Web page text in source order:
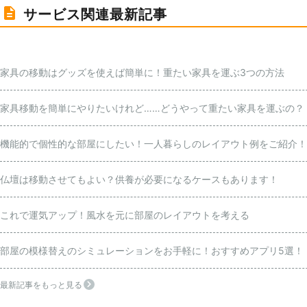
サービス関連最新記事
家具の移動はグッズを使えば簡単に！重たい家具を運ぶ3つの方法
家具移動を簡単にやりたいけれど……どうやって重たい家具を運ぶの？
機能的で個性的な部屋にしたい！一人暮らしのレイアウト例をご紹介！
仏壇は移動させてもよい？供養が必要になるケースもあります！
これで運気アップ！風水を元に部屋のレイアウトを考える
部屋の模様替えのシミュレーションをお手軽に！おすすめアプリ5選！
最新記事をもっと見る